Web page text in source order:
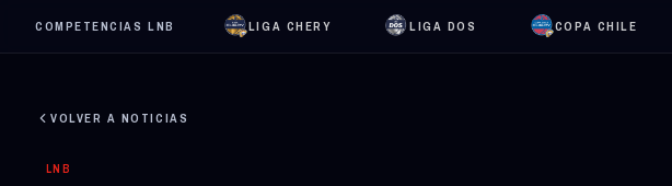
COMPETENCIAS LNB LIGA CHERY LIGA DOS COPA CHILE
VOLVER A NOTICIAS
LNB